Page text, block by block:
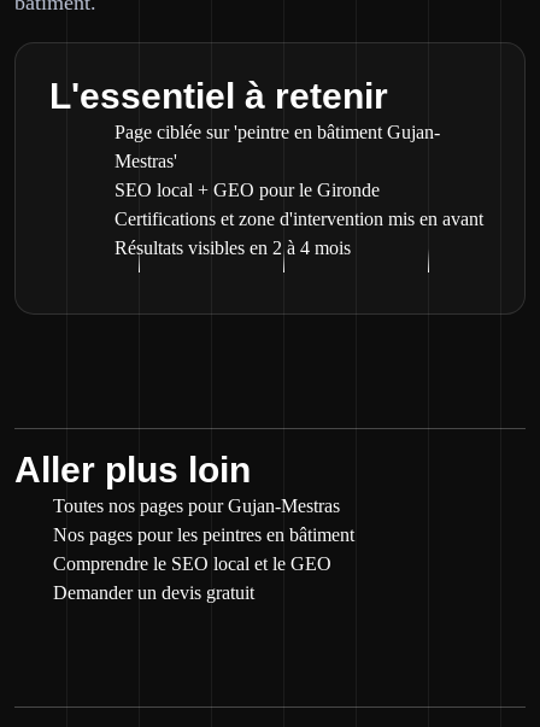
L'essentiel à retenir
Page ciblée sur 'peintre en bâtiment Gujan-
Mestras'
SEO local + GEO pour le Gironde
Certifications et zone d'intervention mis en avant
Résultats visibles en 2 à 4 mois
Aller plus loin
Toutes nos pages pour Gujan-Mestras
Nos pages pour les peintres en bâtiment
Comprendre le SEO local et le GEO
Demander un devis gratuit